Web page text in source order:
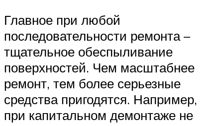
Главное при любой
последовательности ремонта –
тщательное обеспыливание
поверхностей. Чем масштабнее
ремонт, тем более серьезные
средства пригодятся. Например,
при капитальном демонтаже не